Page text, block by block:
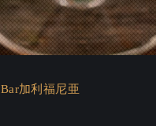
Bar加利福尼亜